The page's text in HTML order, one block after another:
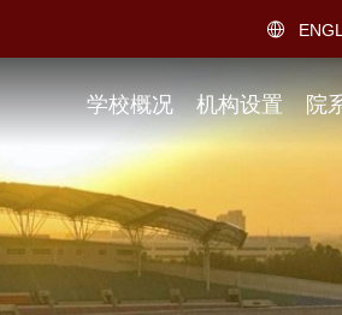

学校概况 机构设置 院